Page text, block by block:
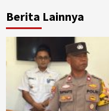
Berita Lainnya